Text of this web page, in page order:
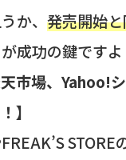
か、 発売開始
成功の鍵ですよ
市場、Yahoo!
】
STORE